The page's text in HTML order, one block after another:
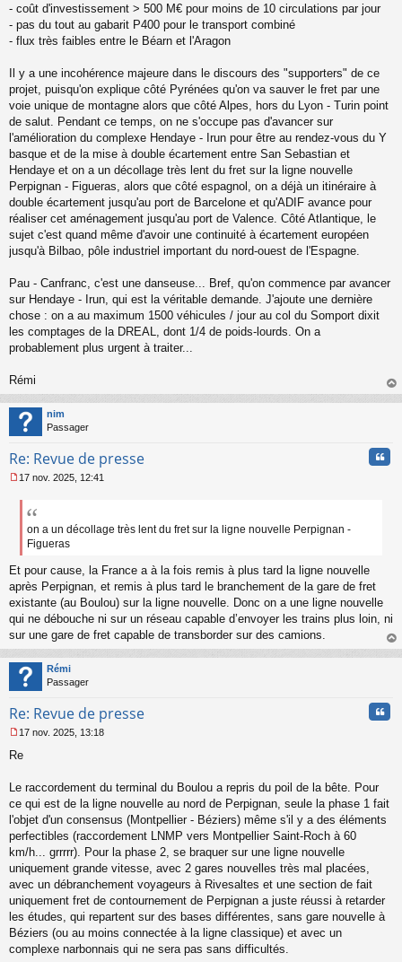
u
- coût d'investissement > 500 M€ pour moins de 10 circulations par jour
- pas du tout au gabarit P400 pour le transport combiné
- flux très faibles entre le Béarn et l'Aragon
Il y a une incohérence majeure dans le discours des "supporters" de ce
projet, puisqu'on explique côté Pyrénées qu'on va sauver le fret par une
voie unique de montagne alors que côté Alpes, hors du Lyon - Turin point
de salut. Pendant ce temps, on ne s'occupe pas d'avancer sur
l'amélioration du complexe Hendaye - Irun pour être au rendez-vous du Y
basque et de la mise à double écartement entre San Sebastian et
Hendaye et on a un décollage très lent du fret sur la ligne nouvelle
Perpignan - Figueras, alors que côté espagnol, on a déjà un itinéraire à
double écartement jusqu'au port de Barcelone et qu'ADIF avance pour
réaliser cet aménagement jusqu'au port de Valence. Côté Atlantique, le
sujet c'est quand même d'avoir une continuité à écartement européen
jusqu'à Bilbao, pôle industriel important du nord-ouest de l'Espagne.
Pau - Canfranc, c'est une danseuse... Bref, qu'on commence par avancer
sur Hendaye - Irun, qui est la véritable demande. J'ajoute une dernière
chose : on a au maximum 1500 véhicules / jour au col du Somport dixit
les comptages de la DREAL, dont 1/4 de poids-lourds. On a
probablement plus urgent à traiter...
Rémi
au
nim
Passager
Re: Revue de presse
e
g
e
n
l
u
17 nov. 2025, 12:41
on a un décollage très lent du fret sur la ligne nouvelle Perpignan -
Figueras
Et pour cause, la France a à la fois remis à plus tard la ligne nouvelle
après Perpignan, et remis à plus tard le branchement de la gare de fret
existante (au Boulou) sur la ligne nouvelle. Donc on a une ligne nouvelle
qui ne débouche ni sur un réseau capable d’envoyer les trains plus loin, ni
sur une gare de fret capable de transborder sur des camions.
au
Rémi
Passager
Re: Revue de presse
e
s
g
e
n
o
n
u
17 nov. 2025, 13:18
Re
Le raccordement du terminal du Boulou a repris du poil de la bête. Pour
ce qui est de la ligne nouvelle au nord de Perpignan, seule la phase 1 fait
l'objet d'un consensus (Montpellier - Béziers) même s'il y a des éléments
perfectibles (raccordement LNMP vers Montpellier Saint-Roch à 60
km/h... grrrrr). Pour la phase 2, se braquer sur une ligne nouvelle
uniquement grande vitesse, avec 2 gares nouvelles très mal placées,
avec un débranchement voyageurs à Rivesaltes et une section de fait
uniquement fret de contournement de Perpignan a juste réussi à retarder
les études, qui repartent sur des bases différentes, sans gare nouvelle à
Béziers (ou au moins connectée à la ligne classique) et avec un
complexe narbonnais qui ne sera pas sans difficultés.